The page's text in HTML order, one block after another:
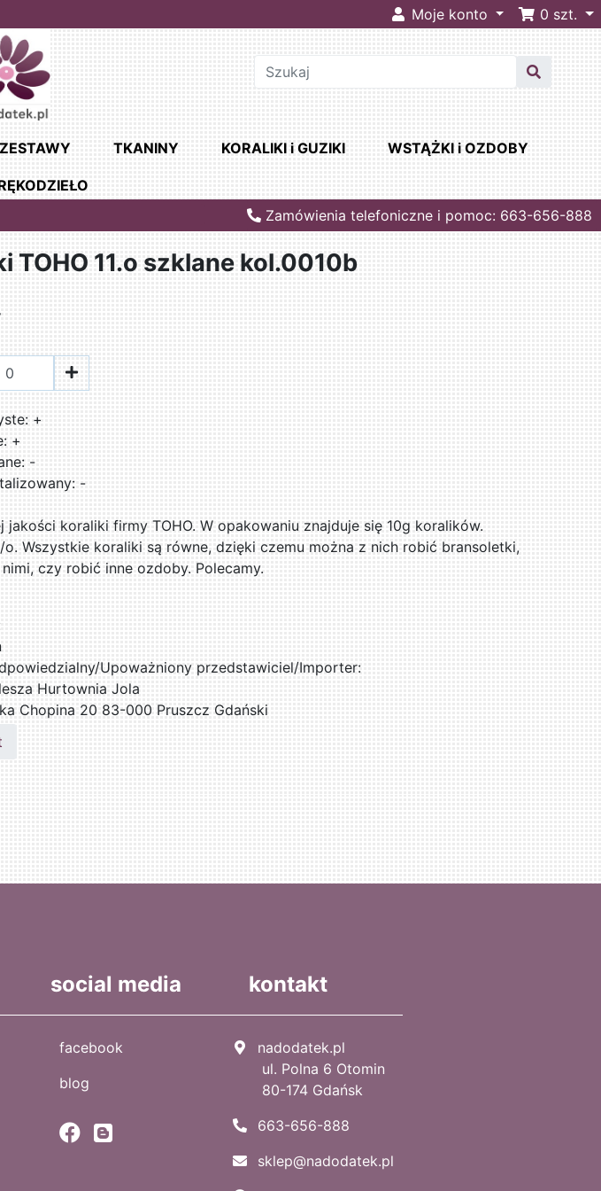
Moje konto 0 szt.
TKANINY KORALIKI i GUZIKI WSTĄŻKI i OZDOBY
Zamówienia telefoniczne i pomoc: 663-656-888
TOHO 11.o szklane kol.0010b
+
+
-
-
jakości koraliki firmy TOHO. W opakowaniu znajduje się 10g koralików.
o. Wszystkie koraliki są równe, dzięki czemu można z nich robić bransoletki,
czy robić inne ozdoby. Polecamy.
Upoważniony przedstawiciel/Importer:
Hurtownia Jola
Chopina 20 83-000 Pruszcz Gdański
social media
facebook
blog
kontakt
nadodatek.pl
ul. Polna 6 Otomin
80-174 Gdańsk
663-656-888
sklep@nadodatek.pl